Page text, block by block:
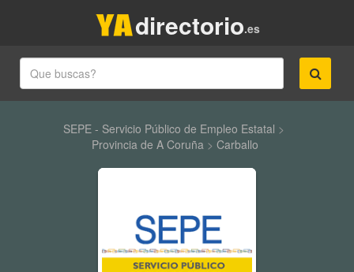
.es
directorio
SEPE - Servicio Público de Empleo Estatal >
Provincia de A Coruña > Carballo